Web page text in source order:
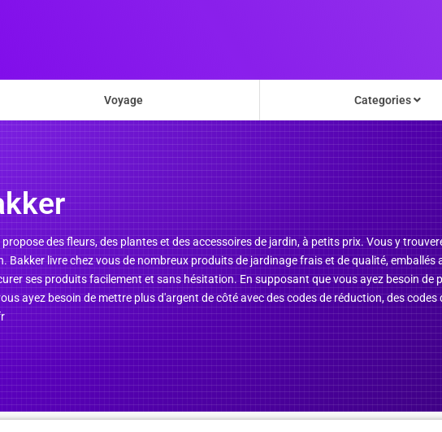
Voyage Categories
des fleurs, des plantes et des accessoires de jardin, à petits prix. Vous y
Bakker livre chez vous de nombreux produits de jardinage frais et de qualité,
ses produits facilement et sans hésitation. En supposant que vous ayez besoin de
ayez besoin de mettre plus d'argent de côté avec des codes de réduction, des